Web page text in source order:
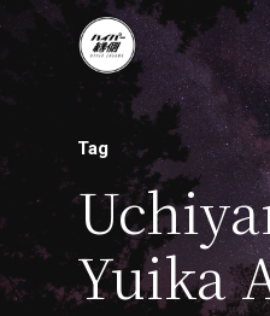
Tag
Yuika